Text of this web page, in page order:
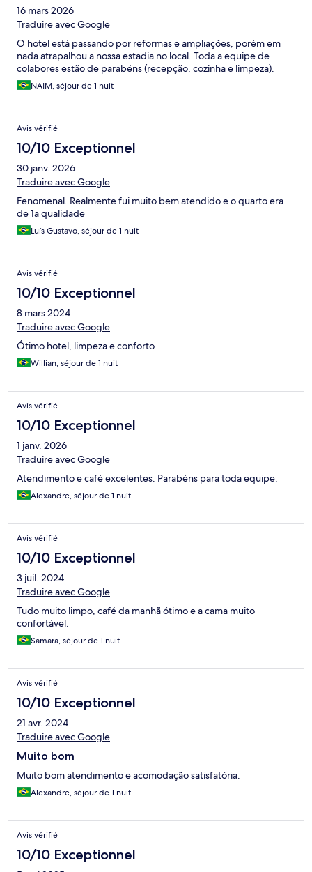
16 mars 2026
Traduire avec Google
O hotel está passando por reformas e ampliações, porém em
nada atrapalhou a nossa estadia no local. Toda a equipe de
colabores estão de parabéns (recepção, cozinha e limpeza).
NAIM, séjour de 1 nuit
Avis vérifié
10/10 Exceptionnel
30 janv. 2026
Traduire avec Google
Fenomenal. Realmente fui muito bem atendido e o quarto era
de 1a qualidade
Luís Gustavo, séjour de 1 nuit
Avis vérifié
10/10 Exceptionnel
8 mars 2024
Traduire avec Google
Ótimo hotel, limpeza e conforto
Willian, séjour de 1 nuit
Avis vérifié
10/10 Exceptionnel
1 janv. 2026
Traduire avec Google
Atendimento e café excelentes. Parabéns para toda equipe.
Alexandre, séjour de 1 nuit
Avis vérifié
10/10 Exceptionnel
3 juil. 2024
Traduire avec Google
Tudo muito limpo, café da manhã ótimo e a cama muito
confortável.
Samara, séjour de 1 nuit
Avis vérifié
10/10 Exceptionnel
21 avr. 2024
Traduire avec Google
Muito bom
Muito bom atendimento e acomodação satisfatória.
Alexandre, séjour de 1 nuit
Avis vérifié
10/10 Exceptionnel